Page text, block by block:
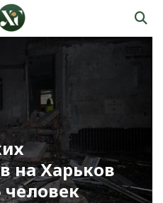
на Харьков
человек